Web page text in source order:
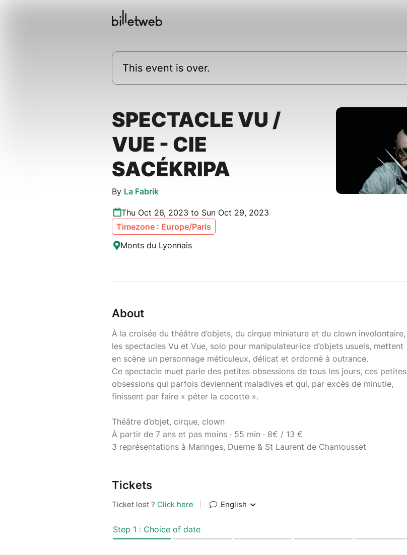
This event is over.
SPECTACLE VU /
VUE - CIE
SACÉKRIPA
By La Fabrik
Thu Oct 26, 2023 to Sun Oct 29, 2023
Timezone : Europe/Paris
Monts du Lyonnais
About
À la croisée du théâtre d’objets, du cirque miniature et du clown involontaire,
les spectacles Vu et Vue, solo pour manipulateur·ice d’objets usuels, mettent
en scène un personnage méticuleux, délicat et ordonné à outrance.
Ce spectacle muet parle des petites obsessions de tous les jours, ces petites
obsessions qui parfois deviennent maladives et qui, par excès de minutie,
finissent par faire « péter la cocotte ».
Théâtre d’objet, cirque, clown
À partir de 7 ans et pas moins · 55 min · 8€ / 13 €
3 représentations à Maringes, Duerne & St Laurent de Chamousset
Tickets